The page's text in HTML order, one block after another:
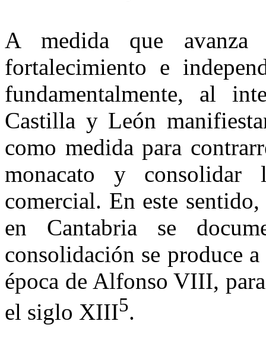
A medida que
fortalecimiento e
fundamentalmente, al
Castilla y León
como medida para
monacato y
comercial. En este
en Cantabria se
consolidación se produce
época de Alfonso VIII,
el siglo XIII5.